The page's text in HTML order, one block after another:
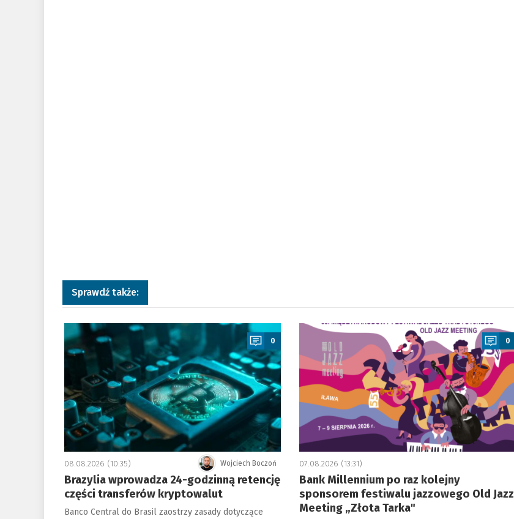
Sprawdź także:
a
0
Wojciech Boczoń
08.08.2026 (10:35)
Brazylia wprowadza 24-godzinną retencję
części transferów kryptowalut
Banco Central do Brasil zaostrzy zasady dotyczące
a
0
07.08.2026 (13:31)
Bank Millennium po raz kolejny
sponsorem festiwalu jazzowego Old Jazz
Meeting „Złota Tarka"